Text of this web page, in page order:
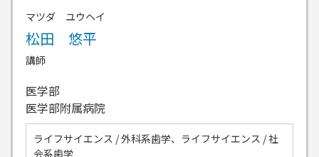
マツダ ユウヘイ
松田 悠平
講師
医学部
医学部附属病院
ライフサイエンス / 外科系歯学、ライフサイエンス / 社
会系歯学